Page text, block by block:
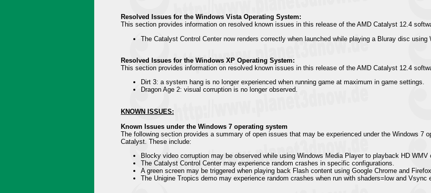
Resolved Issues for the Windows Vista Operating System:
This section provides information on resolved known issues in this release of the AMD Catalyst 12.4
The Catalyst Control Center now renders correctly when launched while playing a Bluray disc using
Resolved Issues for the Windows XP Operating System:
This section provides information on resolved known issues in this release of the AMD Catalyst 12.4
Dirt 3: a system hang is no longer experienced when running game at maximum in game settings.
Dragon Age 2: visual corruption is no longer observed.
KNOWN ISSUES:
Known Issues under the Windows 7 operating system
The following section provides a summary of open issues that may be experienced under the Windows 7
Catalyst. These include:
Blocky video corruption may be observed while using Windows Media Player to playback HD WMV
The Catalyst Control Center may experience random crashes in specific configurations.
A green screen may be triggered when playing back Flash content using Google Chrome and
The Unigine Tropics demo may experience random crashes when run with shaders=low and Vsync